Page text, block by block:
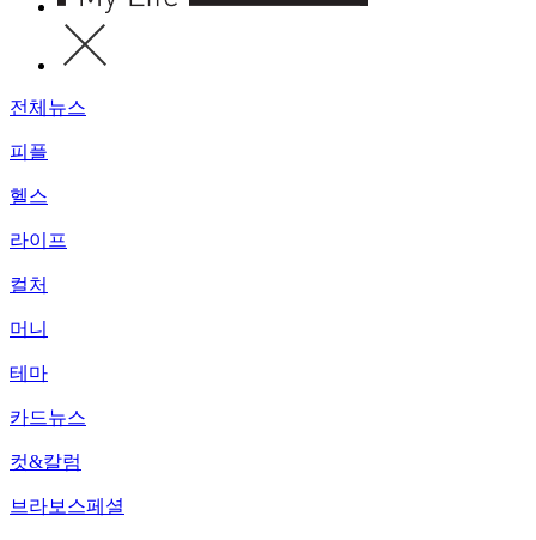
전체뉴스
피플
헬스
라이프
컬처
머니
테마
카드뉴스
컷&칼럼
브라보스페셜